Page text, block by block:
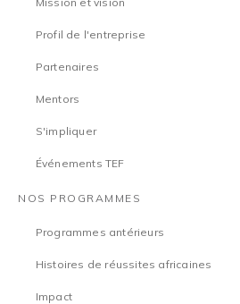
Profil de l'entreprise
Partenaires
Mentors
S'impliquer
Événements TEF
NOS PROGRAMMES
Programmes antérieurs
Histoires de réussites africaines
Impact